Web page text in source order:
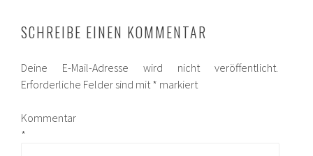
SCHREIBE EINEN KOMMENTAR
Deine E-Mail-Adresse wird nicht veröffentlicht.
Erforderliche Felder sind mit* markiert
Kommentar
*